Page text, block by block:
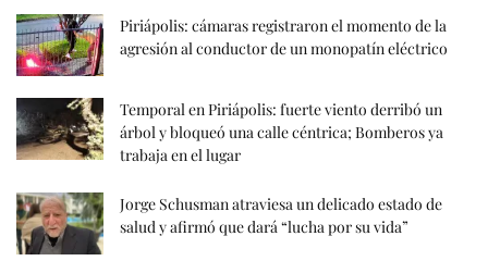
Piriápolis: cámaras registraron el momento de la
agresión al conductor de un monopatín eléctrico
Temporal en Piriápolis: fuerte viento derribó un
árbol y bloqueó una calle céntrica; Bomberos ya
trabaja en el lugar
Jorge Schusman atraviesa un delicado estado de
salud y afirmó que dará “lucha por su vida”